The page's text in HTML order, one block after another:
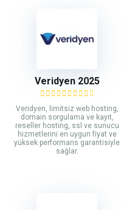
Veridyen 2025
Veridyen, limitsiz web hosting,
domain sorgulama ve kayıt,
reseller hosting, ssl ve sunucu
hizmetlerini en uygun fiyat ve
yüksek performans garantisiyle
sağlar.